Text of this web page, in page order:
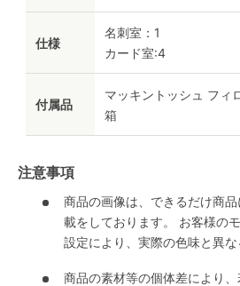
仕様
名刺室：1
カード室:4
付属品
マッキントッシュ フィ
箱
注意事項
商品の画像は、できるだけ商
載をしております。 お客様の
設定により、実際の色味と異な
商品の素材等の個体差により